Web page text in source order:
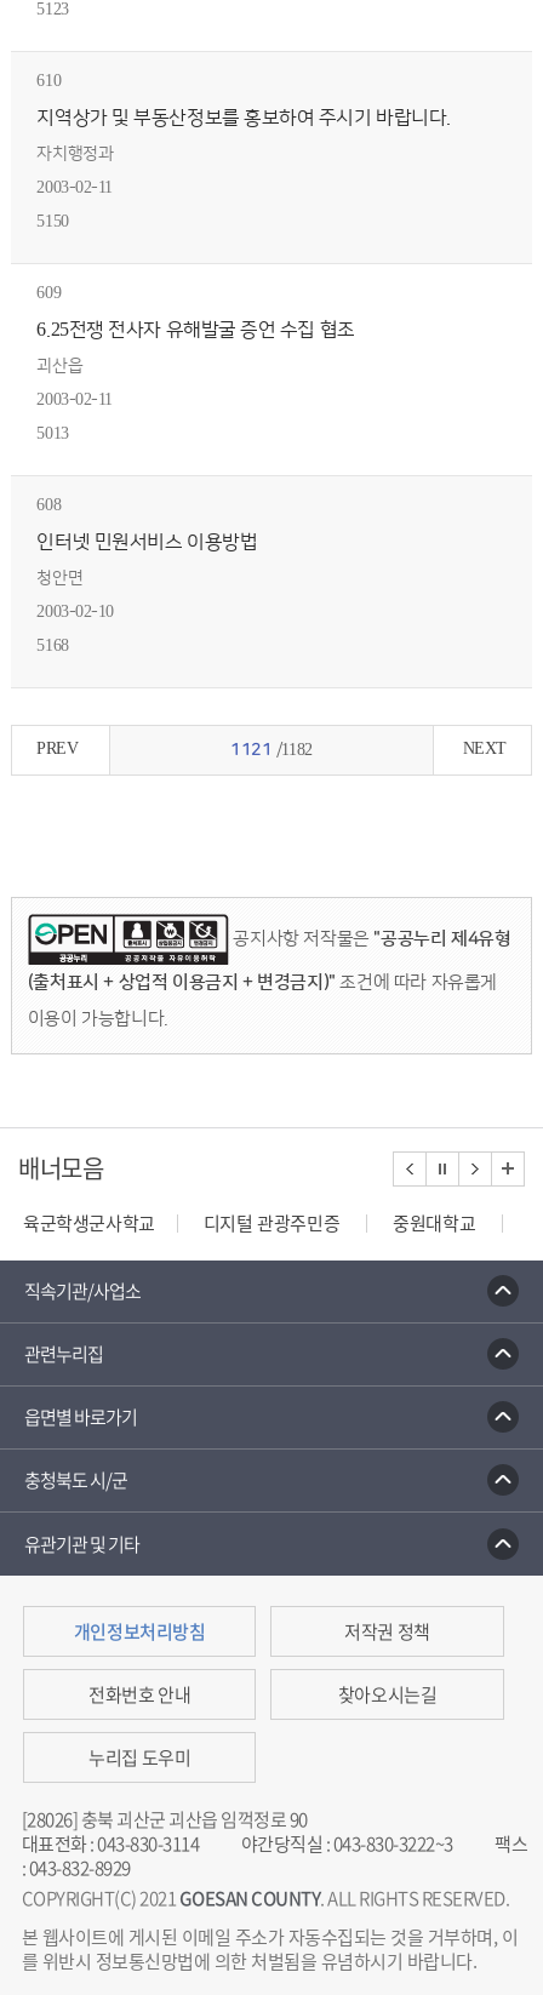
5123
610
지역상가 및 부동산정보를 홍보하여 주시기 바랍니다.
자치행정과
2003-02-11
5150
609
6.25전쟁 전사자 유해발굴 증언 수집 협조
괴산읍
2003-02-11
5013
608
인터넷 민원서비스 이용방법
청안면
2003-02-10
5168
PREV 1121 /1182 NEXT
공지사항 저작물은 "공공누리 제4유형
(출처표시 + 상업적 이용금지 + 변경금지)" 조건에 따라 자유롭게
이용이 가능합니다.
배너모음
육군학생군사학교 디지털 관광주민증 중원대학교
직속기관/사업소
관련누리집
읍면별 바로가기
충청북도 시/군
유관기관 및 기타
개인정보처리방침 저작권 정책
전화번호 안내 찾아오시는길
누리집 도우미
[28026] 충북 괴산군 괴산읍 임꺽정로 90
대표전화:043-830-3114 야간당직실 :043-830-3222~3
팩스
:043-832-8929
COPYRIGHT(C) 2021GOESAN COUNTY. ALL RIGHTS RESERVED.
본 웹사이트에 게시된 이메일 주소가 자동수집되는 것을 거부하며, 이
를 위반시 정보통신망법에 의한 처벌됨을 유념하시기 바랍니다.